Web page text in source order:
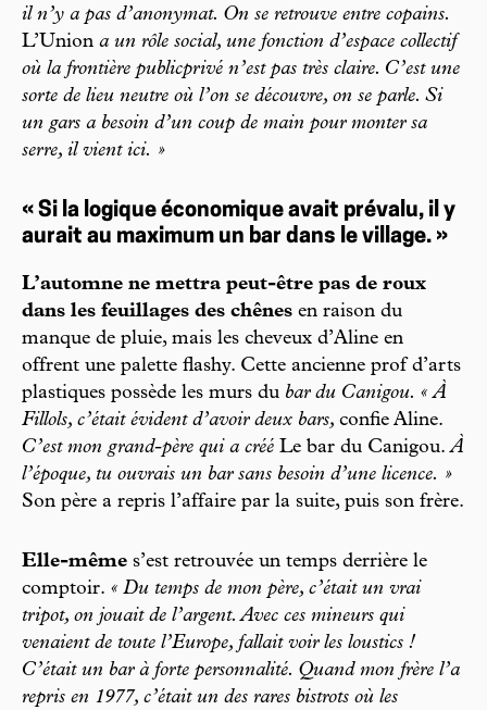
il n’y a pas d’anonymat. On se retrouve entre copains.
L’Union a un rôle social, une fonction d’espace collectif
où la frontière publicprivé n’est pas très claire. C’est une
sorte de lieu neutre où l’on se découvre, on se parle. Si
un gars a besoin d’un coup de main pour monter sa
serre, il vient ici. »
« Si la logique économique avait prévalu, il y
aurait au maximum un bar dans le village. »
L’automne ne mettra peut-être pas de roux
dans les feuillages des chênes en raison du
manque de pluie, mais les cheveux d’Aline en
offrent une palette flashy. Cette ancienne prof d’arts
plastiques possède les murs du bar du Canigou. « À
Fillols, c’était évident d’avoir deux bars, confie Aline.
C’est mon grand-père qui a créé Le bar du Canigou.À
l’époque, tu ouvrais un bar sans besoin d’une licence. »
Son père a repris l’affaire par la suite, puis son frère.
Elle-même s’est retrouvée un temps derrière le
comptoir. « Du temps de mon père, c’était un vrai
tripot, on jouait de l’argent. Avec ces mineurs qui
venaient de toute l’Europe, fallait voir les loustics !
C’était un bar à forte personnalité. Quand mon frère l’a
repris en 1977, c’était un des rares bistrots où les